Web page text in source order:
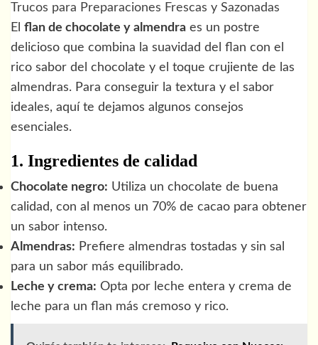
Trucos para Preparaciones Frescas y Sazonadas
El flan de chocolate y almendra es un postre
delicioso que combina la suavidad del flan con el
rico sabor del chocolate y el toque crujiente de las
almendras. Para conseguir la textura y el sabor
ideales, aquí te dejamos algunos consejos
esenciales.
1. Ingredientes de calidad
Chocolate negro: Utiliza un chocolate de buena
calidad, con al menos un 70% de cacao para obtener
un sabor intenso.
Almendras: Prefiere almendras tostadas y sin sal
para un sabor más equilibrado.
Leche y crema: Opta por leche entera y crema de
leche para un flan más cremoso y rico.